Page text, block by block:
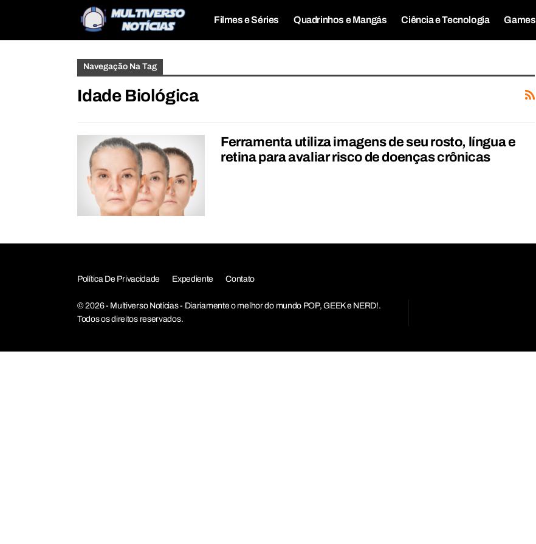
Filmes e Séries Quadrinhos e Mangás Ciência e Tecnologia Games
Navegação Na Tag
Idade Biológica
Ferramenta utiliza imagens de seu rosto, língua e
retina para avaliar risco de doenças crônicas
Política De Privacidade Expediente Contato
© 2026 - Multiverso Notícias - Diariamente o melhor do mundo POP, GEEK e NERD!.
Todos os direitos reservados.